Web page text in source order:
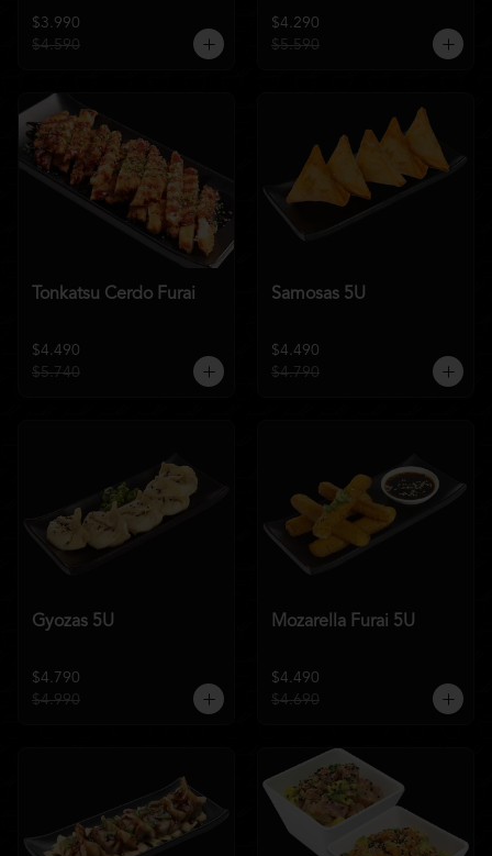
$3.990
$4.590
$4.290
$5.590
Tonkatsu Cerdo Furai
$4.490
$5.740
Samosas 5U
$4.490
$4.790
Gyozas 5U
$4.790
$4.990
Mozarella Furai 5U
$4.490
$4.690